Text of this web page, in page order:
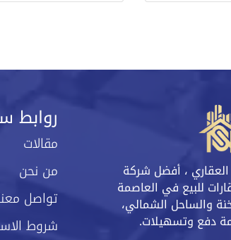
، أفضل شركة
للبيع في العاصمة
والساحل الشمالي،
دفع وتسهيلات.
روابط
مقالات
من نحن
تواصل
شروط